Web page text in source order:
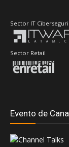
Sector IT
Sector Retail
Evento de